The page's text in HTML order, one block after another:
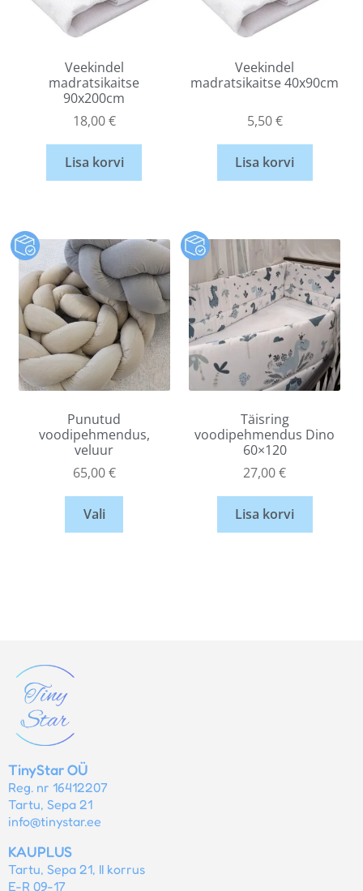
Veekindel
madratsikaitse
90x200cm
18,00€
Lisa korvi
Veekindel
madratsikaitse 40x90cm
5,50€
Lisa korvi
Punutud
voodipehmendus,
veluur
65,00€
Vali
Täisring
voodipehmendus Dino
60×120
27,00€
Lisa korvi
TinyStar OÜ
Reg. nr 16412207
Tartu, Sepa 21
info@tinystar.ee
KAUPLUS
Tartu, Sepa 21, II korrus
E-R 09-17